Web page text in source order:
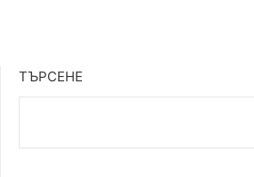
ТЪРСЕНЕ